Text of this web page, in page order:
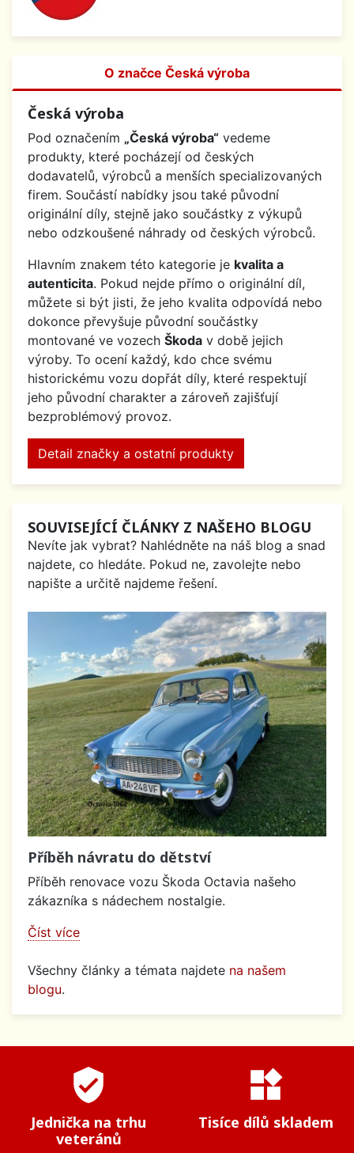
O značce Česká výroba
Česká výroba
Pod označením „Česká výroba“ vedeme
produkty, které pocházejí od českých
dodavatelů, výrobců a menších specializovaných
firem. Součástí nabídky jsou také původní
originální díly, stejně jako součástky z výkupů
nebo odzkoušené náhrady od českých výrobců.
Hlavním znakem této kategorie je kvalita a
autenticita. Pokud nejde přímo o originální díl,
můžete si být jisti, že jeho kvalita odpovídá nebo
dokonce převyšuje původní součástky
montované ve vozech Škoda v době jejich
výroby. To ocení každý, kdo chce svému
historickému vozu dopřát díly, které respektují
jeho původní charakter a zároveň zajišťují
bezproblémový provoz.
Detail značky a ostatní produkty
SOUVISEJÍCÍ ČLÁNKY Z NAŠEHO BLOGU
Nevíte jak vybrat? Nahlédněte na náš blog a snad
najdete, co hledáte. Pokud ne, zavolejte nebo
napište a určitě najdeme řešení.
Příběh návratu do dětství
Příběh renovace vozu Škoda Octavia našeho
zákazníka s nádechem nostalgie.
Číst více
Všechny články a témata najdete na našem
blogu.
verified_user
Jednička na trhu
veteránů
widgets
Tisíce dílů skladem